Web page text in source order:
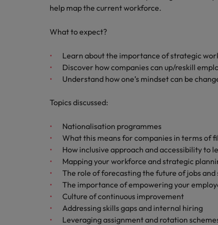
Trouvez les bons dirigeants pour votre
entreprise grâce à notre service sur
mesure.
Contactez-nous pour en savoir plus
En savoir plus
help map the current workforce.
What to expect?
Learn about the importance of strategic
Discover how companies can up/reskill
Understand how one’s mindset can be
Topics discussed:
Nationalisation programmes
What this means for companies in terms of
How inclusive approach and accessibility to
Mapping your workforce and strategic
The role of forecasting the future of jobs and
The importance of empowering your
Culture of continuous improvement
Addressing skills gaps and internal hiring
Leveraging assignment and rotation